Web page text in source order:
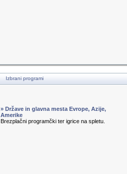
Izbrani programi
» Države in glavna mesta Evrope, Azije,
Amerike
Brezplačni programčki ter igrice na spletu.